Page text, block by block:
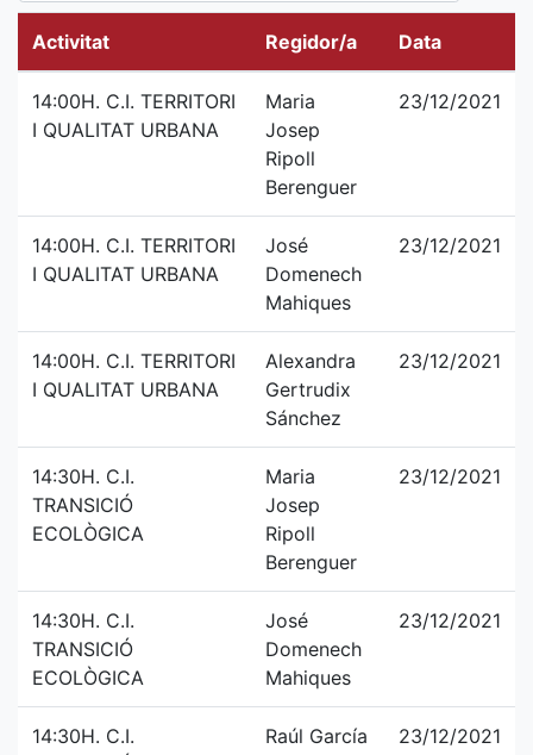
Activitat Regidor/a Data
14:00H. C.I. TERRITORI
I QUALITAT URBANA
Maria
Josep
Ripoll
Berenguer
23/12/2021
14:00H. C.I. TERRITORI
I QUALITAT URBANA
José
Domenech
Mahiques
23/12/2021
14:00H. C.I. TERRITORI
I QUALITAT URBANA
Alexandra
Gertrudix
Sánchez
23/12/2021
14:30H. C.I.
TRANSICIÓ
ECOLÒGICA
Maria
Josep
Ripoll
Berenguer
23/12/2021
14:30H. C.I.
TRANSICIÓ
ECOLÒGICA
José
Domenech
Mahiques
23/12/2021
14:30H. C.I.
Raúl García
23/12/2021